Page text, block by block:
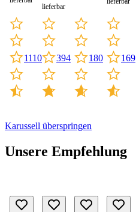
1110
lieferbar
394 180 169
Karussell überspringen
Unsere Empfehlung